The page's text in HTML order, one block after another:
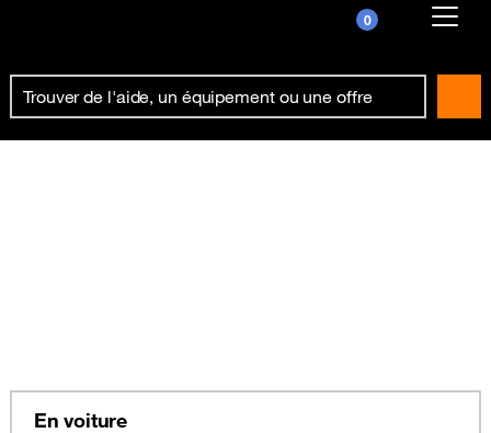
0
Already customer ?
En voiture